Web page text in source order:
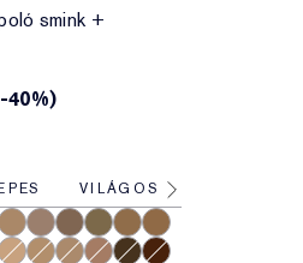
smink +
40%)
VILÁGOS
Bronze
Beige
WheatShell Beige
2C3 Fresco
5C1 Rich Chestnut
6W1 Sandalwood
6N1 Mocha
7W2 Rich Spice